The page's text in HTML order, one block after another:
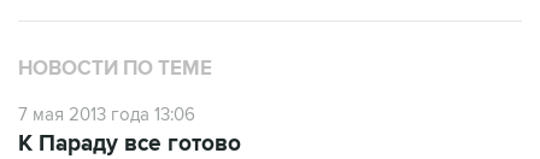
НОВОСТИ ПО ТЕМЕ
7 мая 2013 года 13:06
К Параду все готово